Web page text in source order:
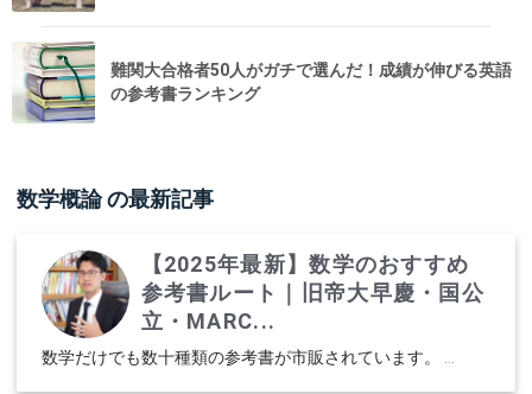
難関大合格者50人がガチで選んだ！成績が伸びる英語
の参考書ランキング
数学概論の最新記事
【2025年最新】数学のおすすめ
参考書ルート｜旧帝大早慶・国公
立・MARC...
数学だけでも数十種類の参考書が市販されています。 ...